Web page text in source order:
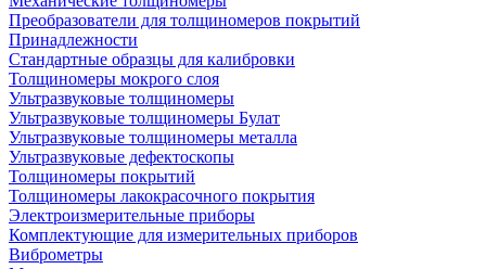
Преобразователи для толщиномеров покрытий
Принадлежности
Стандартные образцы для калибровки
Толщиномеры мокрого слоя
Ультразвуковые толщиномеры
Ультразвуковые толщиномеры Булат
Ультразвуковые толщиномеры металла
Ультразвуковые дефектоскопы
Толщиномеры покрытий
Толщиномеры лакокрасочного покрытия
Электроизмерительные приборы
Комплектующие для измерительных приборов
Виброметры